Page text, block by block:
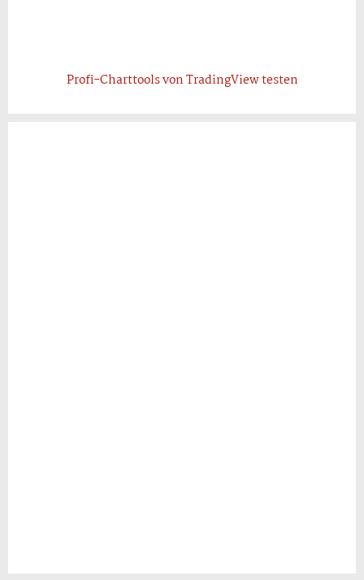
Profi-Charttools von TradingView testen